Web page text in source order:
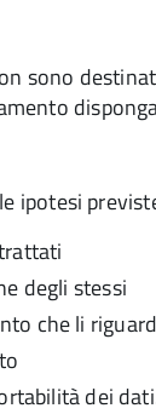
sono
ipotesi
degli stessi
che li
dei